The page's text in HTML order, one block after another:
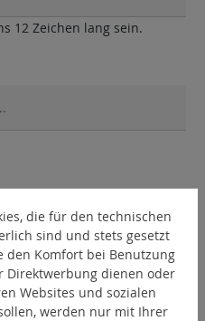
12 Zeichen lang sein.
die für den technischen
sind und stets gesetzt
den Komfort bei Benutzung
Direktwerbung dienen oder
Websites und sozialen
werden nur mit Ihrer